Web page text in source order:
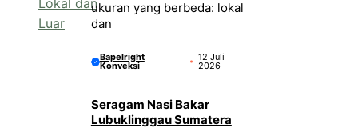
ukuran yang berbeda: lokal
dan
Bapelright
Konveksi
12 Juli
2026
Seragam Nasi Bakar
Lubuklinggau Sumatera